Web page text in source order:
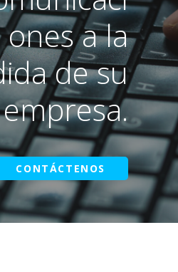
ones a la
de su
empresa.
CONTÁCTENOS